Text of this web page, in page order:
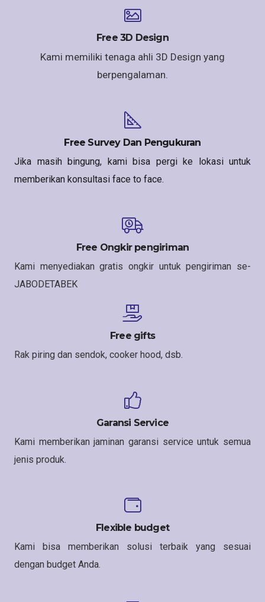
Free 3D Design
Kami memiliki tenaga ahli 3D Design yang
berpengalaman.
Free Survey Dan Pengukuran
Jika masih bingung, kami bisa pergi ke lokasi untuk
memberikan konsultasi face to face.
Free Ongkir pengiriman
Kami menyediakan gratis ongkir untuk pengiriman se-
JABODETABEK
Free gifts
Rak piring dan sendok, cooker hood, dsb.
Garansi Service
Kami memberikan jaminan garansi service untuk semua
jenis produk.
Flexible budget
Kami bisa memberikan solusi terbaik yang sesuai
dengan budget Anda.